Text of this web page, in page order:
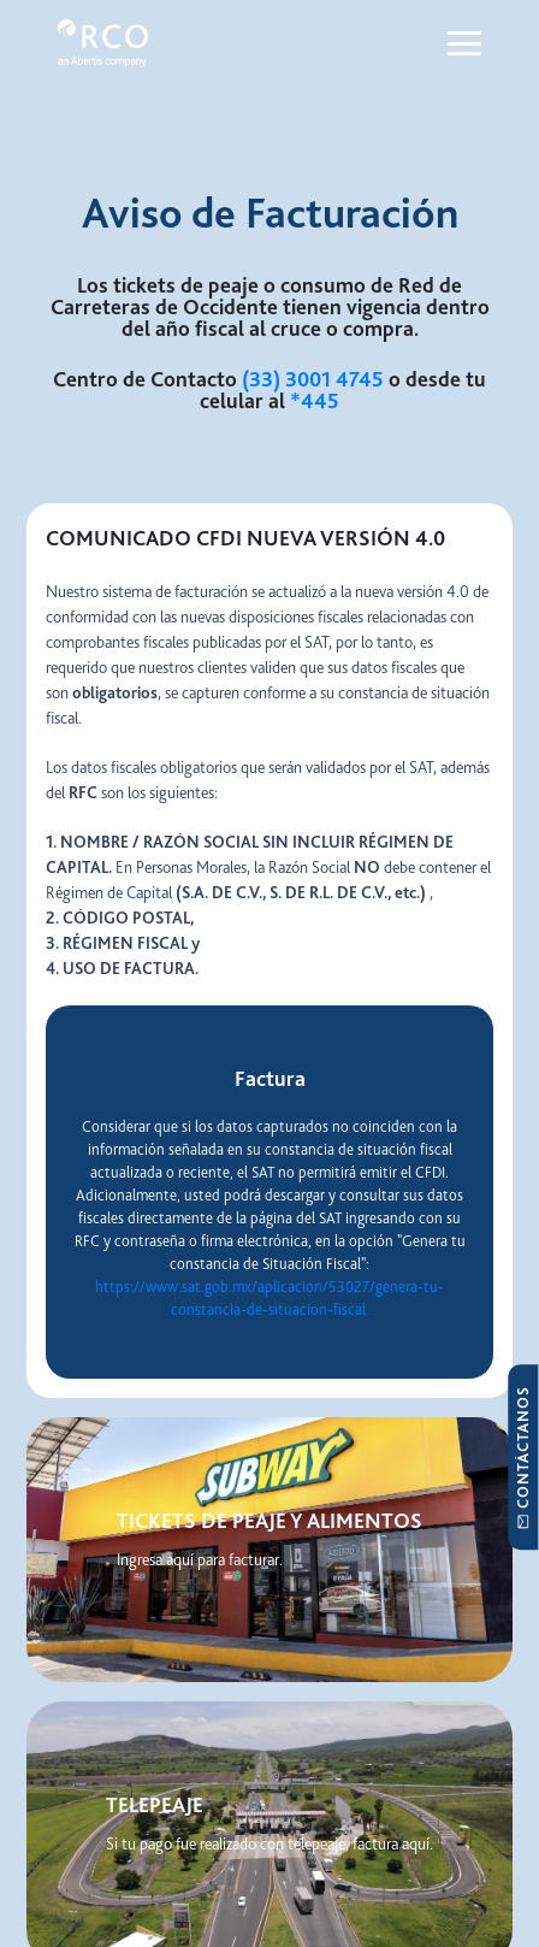
Saltar al contenido principal
Facturación - Red Vía Corta
Aviso de Facturación
Los tickets de peaje o consumo de Red de
Carreteras de Occidente tienen vigencia dentro
del año fiscal al cruce o compra.
Centro de Contacto (33) 3001 4745 o desde tu
celular al *445
COMUNICADO CFDI NUEVA VERSIÓN 4.0
Nuestro sistema de facturación se actualizó a la nueva versión 4.0 de
conformidad con las nuevas disposiciones fiscales relacionadas con
comprobantes fiscales publicadas por el SAT, por lo tanto, es
requerido que nuestros clientes validen que sus datos fiscales que
sonobligatorios, se capturen conforme a su constancia de situación
fiscal.
Los datos fiscales obligatorios que serán validados por el SAT, además
del RFC son los siguientes:
1. NOMBRE / RAZÓN SOCIAL SIN INCLUIR RÉGIMEN DE
CAPITAL. En Personas Morales, la Razón Social NO debe contener el
Régimen de Capital (S.A. DE C.V., S. DE R.L. DE C.V., etc.) ,
2. CÓDIGO POSTAL,
3. RÉGIMEN FISCAL y
4. USO DE FACTURA.
Factura
Considerar que si los datos capturados no coinciden con la
información señalada en su constancia de situación fiscal
actualizada o reciente, el SAT no permitirá emitir el CFDI.
Adicionalmente, usted podrá descargar y consultar sus datos
fiscales directamente de la página del SAT ingresando con su
RFC y contraseña o firma electrónica, en la opción "Genera tu
constancia de Situación Fiscal":
https://www.sat.gob.mx/aplicacion/53027/genera-tu-
constancia-de-situacion-fiscal.
TICKETS DE PEAJE Y ALIMENTOS
Ingresa aquí para facturar.
TELEPEAJE
Si tu pago fue realizado con telepeaje, factura aquí.
CONTÁCTANOS